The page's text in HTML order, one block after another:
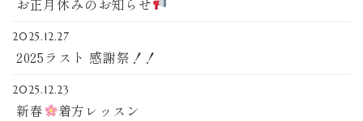
2025.12.27
2025ラスト 感謝祭！！
2025.12.23
新春 着方レッスン